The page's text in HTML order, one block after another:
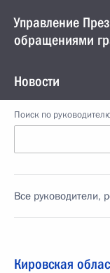
Управление
обращениями
Новости
Поиск по
Все руководители,
Кировская